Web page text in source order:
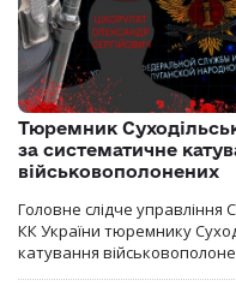
Тюремник
за систематичне
військовополонених
Головне слідче управління
КК України тюремнику
катування